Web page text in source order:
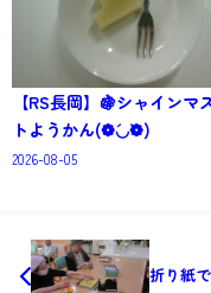
【RS長岡】🍇シャインマ
トようかん(❁´◡`❁)
2026-08-05
折り紙